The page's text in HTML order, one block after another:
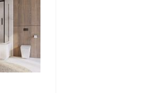
Сравнение
Под заказ